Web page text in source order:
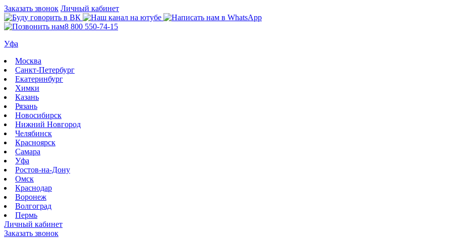
Заказать звонок Личный кабинет
8 800 550-74-15
Уфа
Москва
Санкт-Петербург
Екатеринбург
Химки
Казань
Рязань
Новосибирск
Нижний Новгород
Челябинск
Красноярск
Самара
Уфа
Ростов-на-Дону
Омск
Краснодар
Воронеж
Волгоград
Пермь
Личный кабинет
Заказать звонок